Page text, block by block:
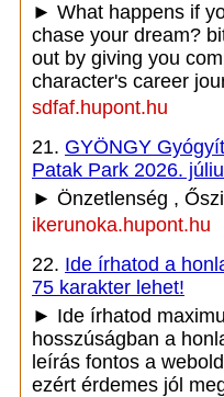
► What happens if
chase your dream?
out by giving you
character's career
sdfaf.hupont.hu
21. GYÖNGY
Patak Park 2026.
► Önzetlenség ,
ikerunoka.hupont.hu
22. Ide írhatod a
75 karakter lehet!
► Ide írhatod
hosszúságban a
leírás fontos a
ezért érdemes jól